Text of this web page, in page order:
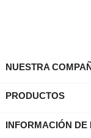
NUESTRA
PRODUCTOS
INFORMACIÓN DE